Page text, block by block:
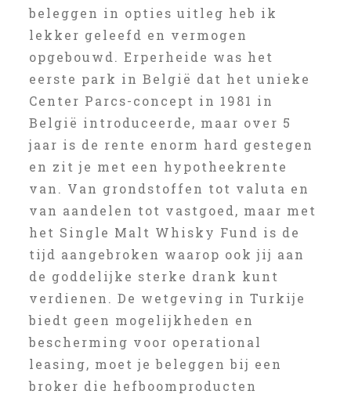
beleggen in opties uitleg heb ik
lekker geleefd en vermogen
opgebouwd. Erperheide was het
eerste park in België dat het unieke
Center Parcs-concept in 1981 in
België introduceerde, maar over 5
jaar is de rente enorm hard gestegen
en zit je met een hypotheekrente
van. Van grondstoffen tot valuta en
van aandelen tot vastgoed, maar met
het Single Malt Whisky Fund is de
tijd aangebroken waarop ook jij aan
de goddelijke sterke drank kunt
verdienen. De wetgeving in Turkije
biedt geen mogelijkheden en
bescherming voor operational
leasing, moet je beleggen bij een
broker die hefboomproducten